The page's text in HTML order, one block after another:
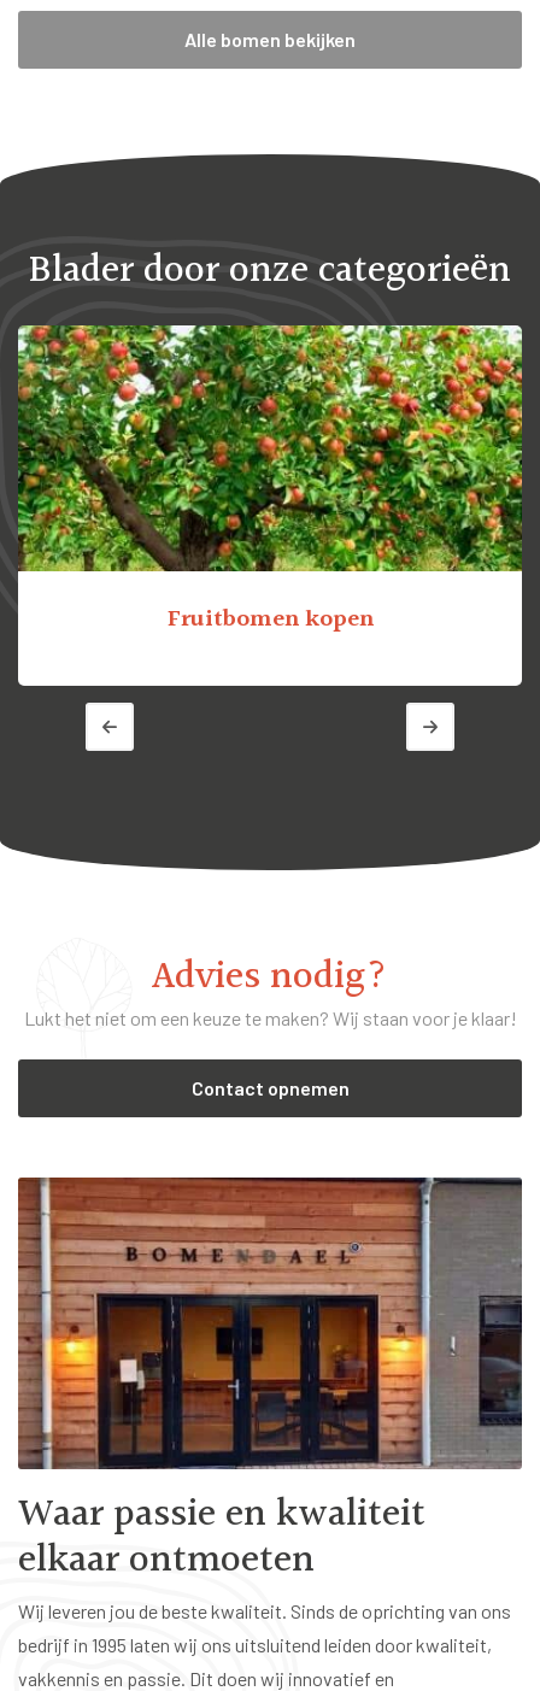
Alle bomen bekijken
Blader door onze categorieën
Fruitbomen kopen
Advies nodig?
Lukt het niet om een keuze te maken? Wij staan voor je klaar!
Contact opnemen
Waar passie en kwaliteit
elkaar ontmoeten
Wij leveren jou de beste kwaliteit. Sinds de oprichting van ons
bedrijf in 1995 laten wij ons uitsluitend leiden door kwaliteit,
vakkennis en passie. Dit doen wij innovatief en